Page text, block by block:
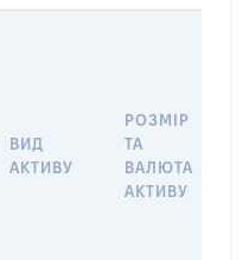
ВИД
АКТИВУ
РОЗМІР
ТА
ВАЛЮТА
АКТИВУ